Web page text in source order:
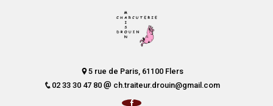
5 rue de Paris, 61100 Flers
02 33 30 47 80
ch.traiteur.drouin@gmail.com